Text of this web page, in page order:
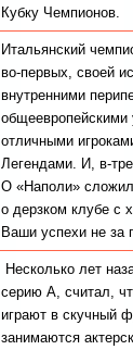
Кубку Чемпионов.
Итальянский
во-первых, своей
внутренними
общеевропейскими
отличными
Легендами. И, в-
О «Наполи»
о дерзком клубе с
Ваши успехи не за
Несколько лет
серию А, считал,
играют в скучный
занимаются